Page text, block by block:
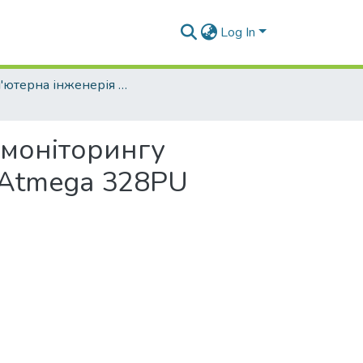
Log In
Комп'ютерна інженерія (рівень бакалавр)
328PU